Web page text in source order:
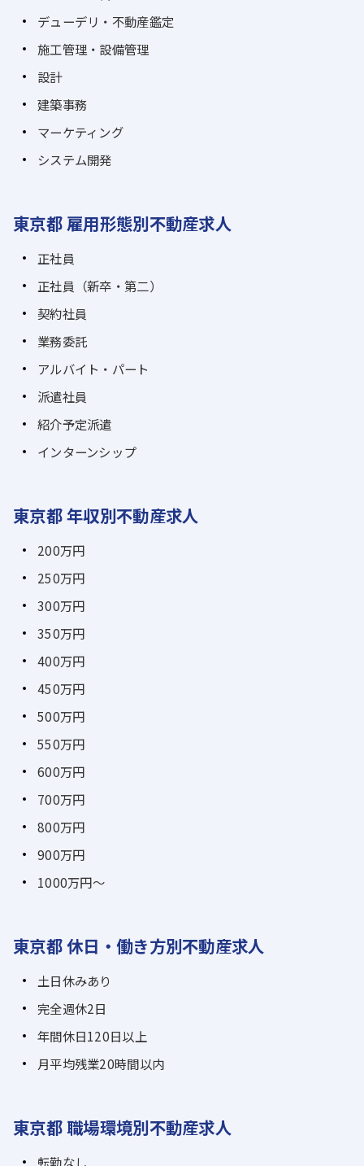
デューデリ・不動産鑑定
施工管理・設備管理
設計
建築事務
マーケティング
システム開発
東京都 雇用形態別不動産求人
正社員
正社員（新卒・第二）
契約社員
業務委託
アルバイト・パート
派遣社員
紹介予定派遣
インターンシップ
東京都 年収別不動産求人
200万円
250万円
300万円
350万円
400万円
450万円
500万円
550万円
600万円
700万円
800万円
900万円
1000万円～
東京都 休日・働き方別不動産求人
土日休みあり
完全週休2日
年間休日120日以上
月平均残業20時間以内
東京都 職場環境別不動産求人
転勤なし